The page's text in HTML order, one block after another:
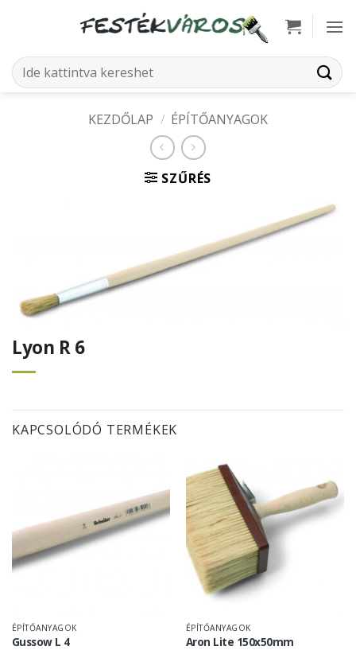
Keresés
a
KEZDŐLAP / ÉPÍTŐANYAGOK
SZŰRÉS
Lyon R 6
KAPCSOLÓDÓ TERMÉKEK
ÉPÍTŐANYAGOK
Gussow L 4
ÉPÍTŐANYAGOK
Aron Lite 150x50mm